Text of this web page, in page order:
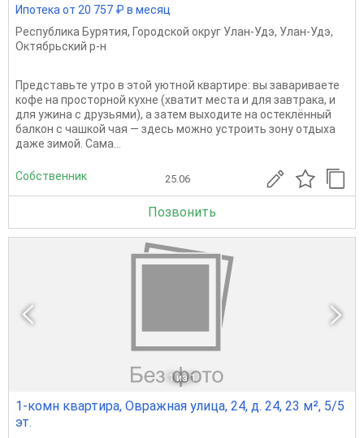
Ипотека от 20 757 ₽ в месяц
Республика Бурятия, Городской округ Улан-Удэ, Улан-Удэ,
Октябрьский р-н
Представьте утро в этой уютной квартире: вы завариваете
кофе на просторной кухне (хватит места и для завтрака, и
для ужина с друзьями), а затем выходите на остеклённый
балкон с чашкой чая — здесь можно устроить зону отдыха
даже зимой. Сама...
Собственник 25.06
Позвонить
1 из 1
1-комн квартира, Овражная улица, 24, д. 24, 23 м², 5/5
эт.